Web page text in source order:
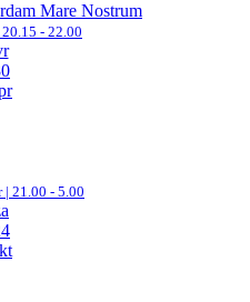
Mare Nostrum
20.15 - 22.00
| 21.00 - 5.00